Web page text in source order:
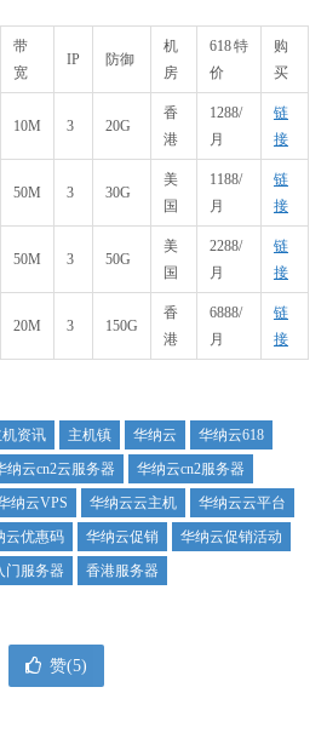
带
宽
IP 防御
机
房
618特
价
购
买
10M 3 20G
香
港
1288/
月
链
接
50M 3 30G
美
国
1188/
月
链
接
50M 3 50G
美
国
2288/
月
链
接
20M 3 150G
香
港
6888/
月
链
接
机资讯 主机镇 华纳云
华纳云618
纳云cn2云服务器
华纳云cn2服务器
纳云VPS 华纳云云主机
华纳云云平台
云优惠码 华纳云促销
华纳云促销活动
门服务器
香港服务器
赞(5)